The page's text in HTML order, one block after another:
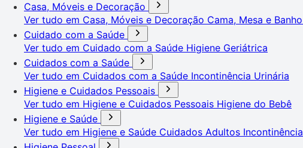
Casa, Móveis e Decoração
Ver tudo em Casa, Móveis e Decoração Cama, Mesa e Banho
Cuidado com a Saúde
Ver tudo em Cuidado com a Saúde Higiene Geriátrica
Cuidados com a Saúde
Ver tudo em Cuidados com a Saúde Incontinência Urinária
Higiene e Cuidados Pessoais
Ver tudo em Higiene e Cuidados Pessoais Higiene do Bebê
Higiene e Saúde
Ver tudo em Higiene e Saúde Cuidados Adultos Incontinência